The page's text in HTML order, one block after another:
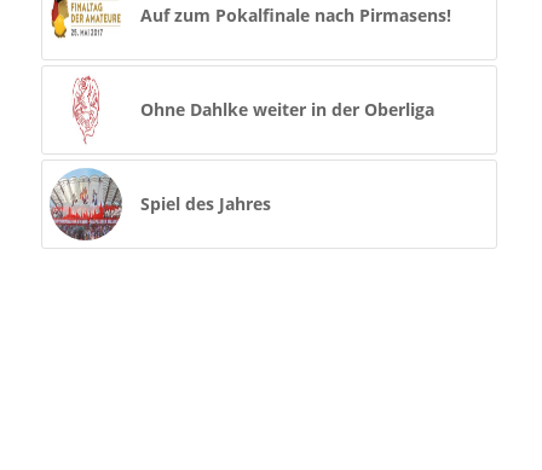
Auf zum Pokalfinale nach Pirmasens!
Ohne Dahlke weiter in der Oberliga
Spiel des Jahres